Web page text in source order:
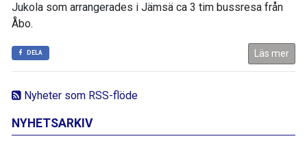
Nyheter som RSS-flöde
NYHETSARKIV
Jukola som arrangerades i Jämsä ca 3 tim bussresa från
Åbo.
DELA Läs mer